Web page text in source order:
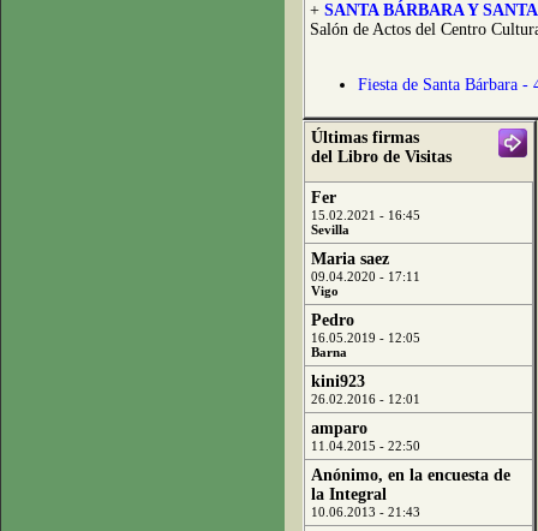
+ SANTA BÁRBARA Y
Salón de Actos del Centro
Fiesta de Santa Bárbara -
Últimas firmas
del Libro de Visitas
Fer
15.02.2021 - 16:45
Sevilla
Maria saez
09.04.2020 - 17:11
Vigo
Pedro
16.05.2019 - 12:05
Barna
kini923
26.02.2016 - 12:01
amparo
11.04.2015 - 22:50
Anónimo, en la encuesta de
la Integral
10.06.2013 - 21:43